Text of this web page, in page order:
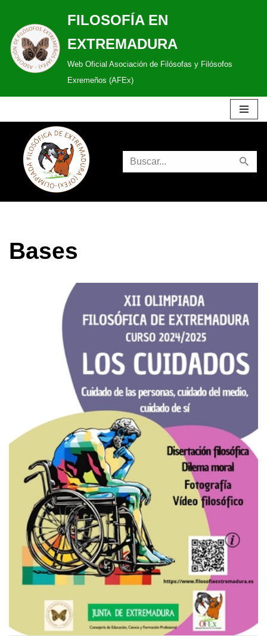
Saltar
al
contenido
FILOSOFÍA EN
EXTREMADURA
Web Oficial Asociación de Filósofas y Filósofos
Exremeños (AFEx)
Bases